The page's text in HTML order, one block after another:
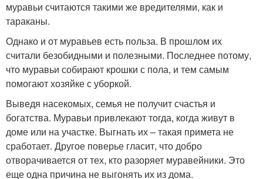
муравьи считаются такими же вредителями, как и
тараканы.
Однако и от муравьев есть польза. В прошлом их
считали безобидными и полезными. Последнее потому,
что муравьи собирают крошки с пола, и тем самым
помогают хозяйке с уборкой.
Выведя насекомых, семья не получит счастья и
богатства. Муравьи привлекают тогда, когда живут в
доме или на участке. Выгнать их – такая примета не
сработает. Другое поверье гласит, что добро
отворачивается от тех, кто разоряет муравейники. Это
еще одна причина не выгонять их из дома.